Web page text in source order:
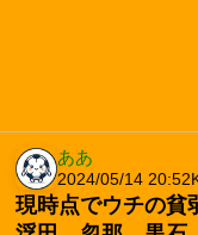
ああ
2024/05/14 20:52
現時点でウチの貧